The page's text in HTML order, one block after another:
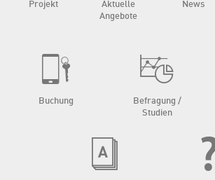
Projekt
Aktuelle
Angebote
News
Buchung
Befragung /
Studien